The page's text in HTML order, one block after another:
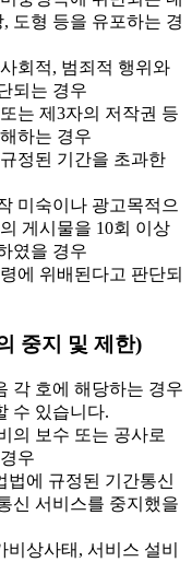
도형 등을 유포하는 경
회적, 범죄적 행위와
되는 경우
는 제3자의 저작권 등
하는 경우
정된 기간을 초과한
미숙이나 광고목적으
게시물을 10회 이상
였을 경우
에 위배된다고 판단되
중지 및 제한)
각 호에 해당하는 경우
수 있습니다.
의 보수 또는 공사로
우
법에 규정된 기간통신
신 서비스를 중지했을
상사태, 서비스 설비